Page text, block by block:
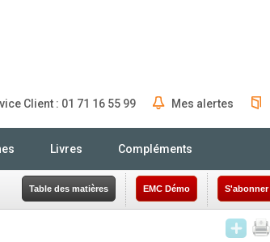
Client : 01 71 16 55 99 Mes alertes
Livres Compléments
Table des matières EMC Démo S'abonner